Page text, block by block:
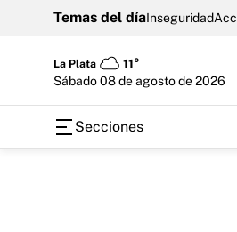
Temas del díaInseguridad
La Plata
11°
sábado 08 de agosto de 2026
Secciones